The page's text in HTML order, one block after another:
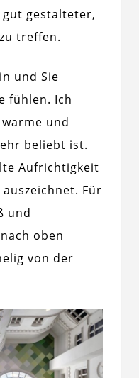
gestalteter,
treffen.
und Sie
fühlen. Ich
und
beliebt ist.
Aufrichtigkeit
Für
und
oben
von der